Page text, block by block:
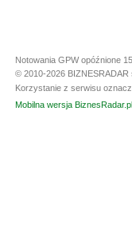
Notowania GPW opóźnione
© 2010-2026
Korzystanie z serwisu
Mobilna wersja BiznesRadar.pl